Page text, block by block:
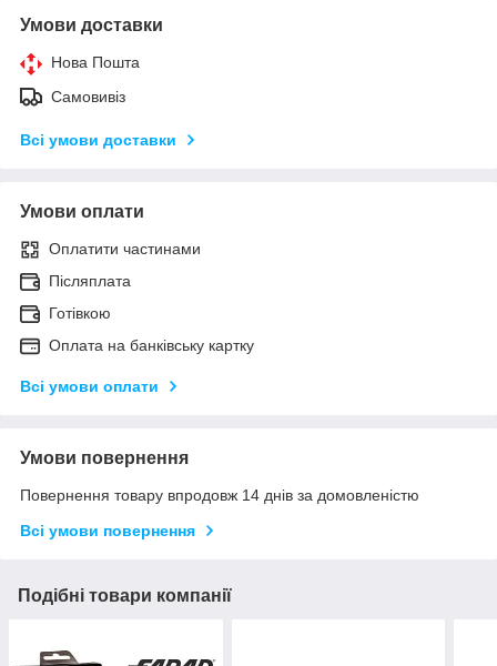
Умови доставки
Нова Пошта
Самовивіз
Всі умови доставки
Умови оплати
Оплатити частинами
Післяплата
Готівкою
Оплата на банківську картку
Всі умови оплати
Умови повернення
Повернення товару впродовж 14 днів за домовленістю
Всі умови повернення
Подібні товари компанії